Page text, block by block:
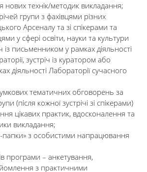
нових технік/методик викладання;
групи з фахівцями різних
Арсеналу та зі спікерами та
у сфері освіти, науки та культури
із письменником у рамках діяльності
зустріч із куратором або
діяльності Лабораторії сучасного
тематичних обговорень за
(після кожної зустрічі зі спікерами)
цікавих практик, вдосконалення та
викладання;
папки» з особистими напрацювання
програми – анкетування,
з практичними